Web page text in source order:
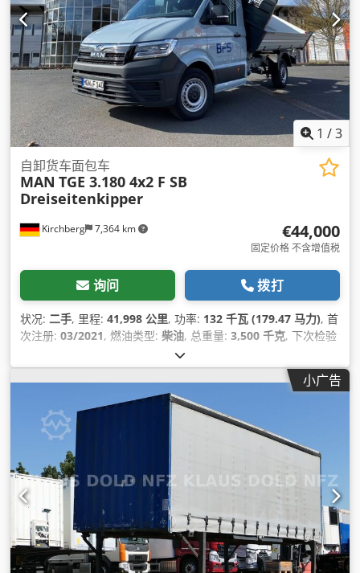
1 /3
Kirchberg 7,364 km
自卸货车面包车
MAN TGE 3.180 4x2 F SB
Dreiseitenkipper
€44,000
固定价格 不含增值税
询问 拨打
状况: 二手, 里程: 41,998 公里, 功率: 132 千瓦 (179.47 马力), 首
次注册: 03/2021, 燃油类型: 柴油, 总重量: 3,500 千克, 下次检验
机械的
电子稳定程序 (ESP), 空调, 防抱死制动系统 (ABS),
小广告